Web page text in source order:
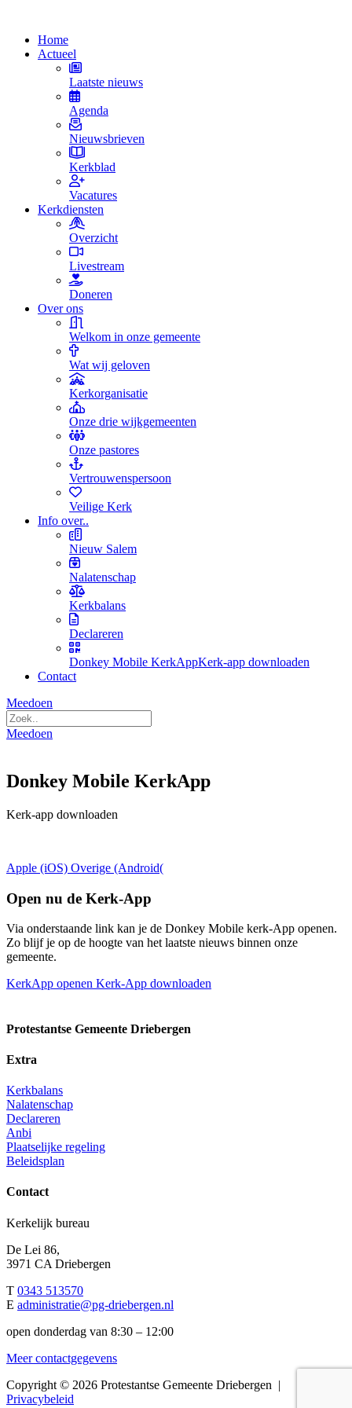
Home
Actueel
Laatste nieuws
Agenda
Nieuwsbrieven
Kerkblad
Vacatures
Kerkdiensten
Overzicht
Livestream
Doneren
Over ons
Welkom in onze gemeente
Wat wij geloven
Kerkorganisatie
Onze drie wijkgemeenten
Onze pastores
Vertrouwenspersoon
Veilige Kerk
Info over..
Nieuw Salem
Nalatenschap
Kerkbalans
Declareren
Donkey Mobile KerkAppKerk-app downloaden
Contact
Meedoen
Meedoen
Donkey Mobile KerkApp
Kerk-app downloaden
Apple (iOS) Overige (Android(
Open nu de Kerk-App
Via onderstaande link kan je de Donkey Mobile kerk-App openen.
Zo blijf je op de hoogte van het laatste nieuws binnen onze
gemeente.
KerkApp openen Kerk-App downloaden
Protestantse Gemeente Driebergen
Extra
Kerkbalans
Nalatenschap
Declareren
Anbi
Plaatselijke regeling
Beleidsplan
Contact
Kerkelijk bureau
De Lei 86,
3971 CA Driebergen
T 0343 513570
E administratie@pg-driebergen.nl
open donderdag van 8:30 – 12:00
Meer contactgegevens
Copyright © 2026 Protestantse Gemeente Driebergen |
Privacybeleid